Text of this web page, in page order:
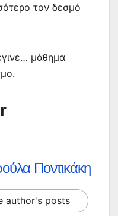
τον δεσμό
μάθημα
Ποντικάκη
author's posts